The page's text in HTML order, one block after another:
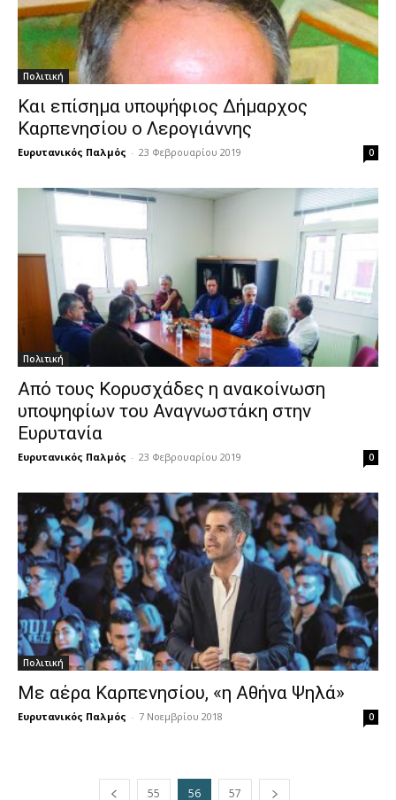
Πολιτική
Και επίσημα υποψήφιος Δήμαρχος
Καρπενησίου ο Λερογιάννης
Ευρυτανικός Παλμός - 23 Φεβρουαρίου 2019 0
Πολιτική
Από τους Κορυσχάδες η ανακοίνωση
υποψηφίων του Αναγνωστάκη στην
Ευρυτανία
Ευρυτανικός Παλμός - 23 Φεβρουαρίου 2019 0
Πολιτική
Με αέρα Καρπενησίου, «η Αθήνα Ψηλά»
Ευρυτανικός Παλμός - 7 Νοεμβρίου 2018 0
55 56 57